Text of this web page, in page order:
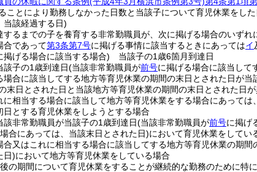
ことにより勤務しなかった日数と当該子について育児休業をし
当該経過する日)
するまでの子を養育する非常勤職員が、次に掲げる場合のいずれ
合であって第3条第7号に掲げる事情に該当するときにあってはイ
掲げる場合に該当する場合) 当該子の1歳6箇月到達日
該子の1歳到達日(当該非常勤職員が前号に掲げる場合に該当して
場合に該当してする地方等育児休業の期間の末日とされた日が
末日とされた日と当該地方等育児休業の期間の末日とされた日
に相当する場合に該当して地方等育児休業をする場合にあって
日とする育児休業をしようとする場合
該非常勤職員が当該子の1歳到達日(当該非常勤職員が前号に掲げ
合にあっては、当該末日とされた日)において育児休業をしてい
合又はこれに相当する場合に該当してする地方等育児休業の期
日)において地方等育児休業をしている場合
の期間について育児休業をすることが継続的な勤務のために特